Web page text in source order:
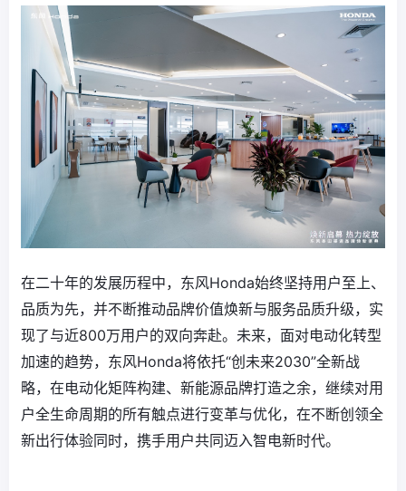
在二十年的发展历程中，东风Honda始终坚持用户至上、
品质为先，并不断推动品牌价值焕新与服务品质升级，实
现了与近800万用户的双向奔赴。未来，面对电动化转型
加速的趋势，东风Honda将依托“创未来2030”全新战
略，在电动化矩阵构建、新能源品牌打造之余，继续对用
户全生命周期的所有触点进行变革与优化，在不断创领全
新出行体验同时，携手用户共同迈入智电新时代。